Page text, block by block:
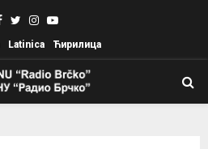
Facebook
TwitterInstagram
Youtube
Latinica Ћирилица